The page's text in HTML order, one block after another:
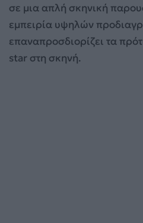
σε μια απλή σκηνική
εμπειρία υψηλών
επαναπροσδιορίζει τα
star στη σκηνή.